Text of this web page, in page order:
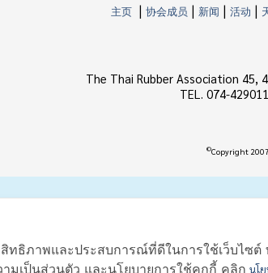
主页 | 协会成员 | 新闻 | 活动 |
The Thai Rubber Association 45,
TEL. 074-
©Copyright
สิทธิภาพและประสบการณ์ที่ดีในการใช้เว็บไ
ามเป็นส่วนตัว และนโยบายการใช้คุกกี้ คลิก นโ